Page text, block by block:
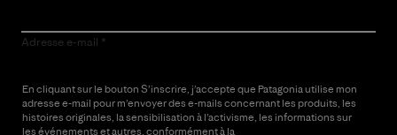
Adresse e-mail
En cliquant sur le bouton S’inscrire, j’accepte que Patagonia utilise mon
adresse e-mail pour m’envoyer des e-mails concernant les produits, les
histoires originales, la sensibilisation à l’activisme, les informations sur
les événements et autres, conformément à la